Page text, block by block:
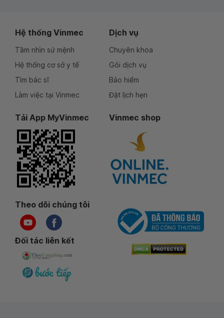
Hệ thống Vinmec
Tầm nhìn sứ mệnh
Hệ thống cơ sở y tế
Tìm bác sĩ
Làm việc tại Vinmec
Dịch vụ
Chuyên khoa
Gói dịch vụ
Bảo hiểm
Đặt lịch hẹn
Tải App MyVinmec Vinmec shop
Theo dõi chúng tôi
Đối tác liên kết